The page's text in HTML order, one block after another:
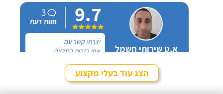
דודי שמש וחשמל".
א.ט שירותי חשמל
9.7
3
חוות דעת
יצרתי קשר עם
אפי בזכות המלצה
אחר ובסופו של דבר,
התרשמתי ממנו לטובהחייג עכשיו
הצג עוד בעלי מקצוע